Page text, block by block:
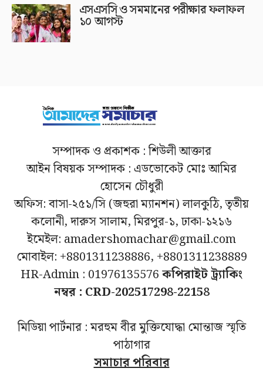
এসএসসি ও সমমানের পরীক্ষার ফলাফল
১০ আগস্ট
সম্পাদক ও প্রকাশক : শিউলী আক্তার
আইন বিষয়ক সম্পাদক : এডভোকেট মোঃ আমির
হোসেন চৌধুরী
অফিস: বাসা-২৫১/সি (জহুরা ম্যানশন) লালকুঠি, তৃতীয়
কলোনী, দারুস সালাম, মিরপুর-১, ঢাকা-১২১৬
ইমেইল: amadershomachar@gmail.com
মোবাইল: +8801311238886, +8801311238889
HR-Admin : 01976135576কপিরাইট ট্র্যাকিং
নম্বর : CRD-202517298-22158
মিডিয়া পার্টনার : মরহুম বীর মুক্তিযোদ্ধা মোন্তাজ স্মৃতি
পাঠাগার
সমাচার পরিবার